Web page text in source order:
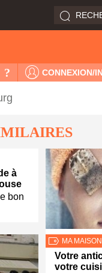
CONNEXION/
?
à
bon
MA MAISON
Votre
votre